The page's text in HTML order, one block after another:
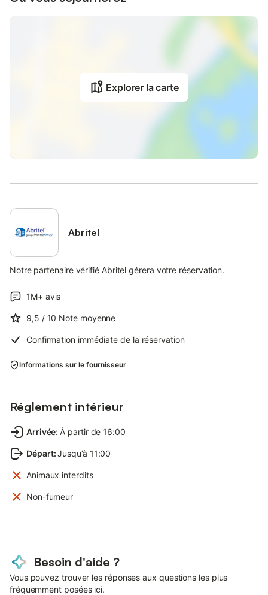
Explorer la carte
Abritel
Notre partenaire vérifié Abritel gérera votre réservation.
1M+ avis
9,5 / 10 Note moyenne
Confirmation immédiate de la réservation
Informations sur le fournisseur
Réglement intérieur
Arrivée: À partir de 16:00
Départ:Jusqu’à 11:00
Animaux interdits
Non-fumeur
Besoin d'aide ?
Vous pouvez trouver les réponses aux questions les plus
fréquemment posées ici.